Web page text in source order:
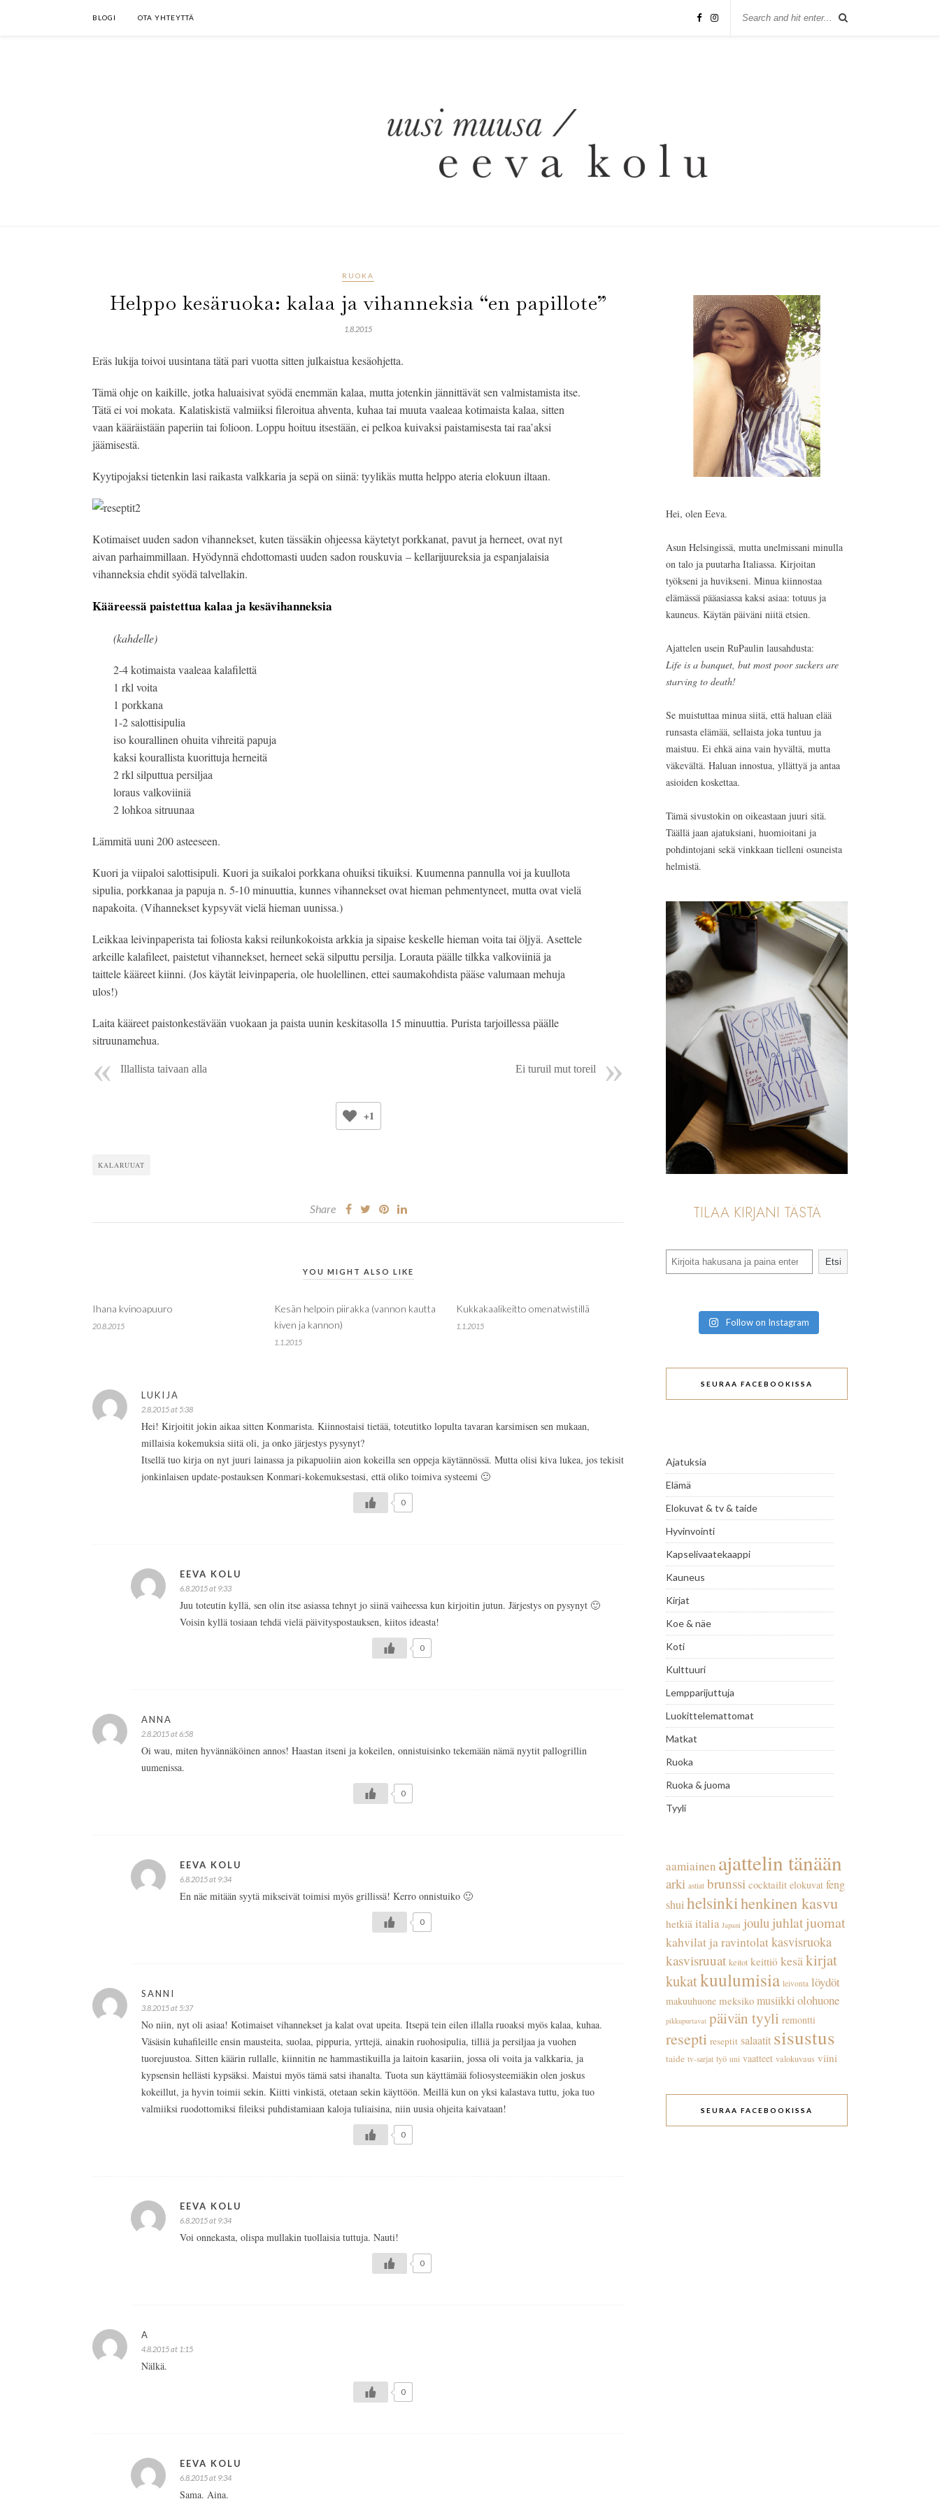
BLOGI OTA YHTEYTTÄ
RUOKA
Helppo kesäruoka: kalaa ja vihanneksia “en papillote”
1.8.2015
Eräs lukija toivoi uusintana tätä pari vuotta sitten julkaistua kesäohjetta.
Tämä ohje on kaikille, jotka haluaisivat syödä enemmän kalaa, mutta jotenkin jännittävät sen valmistamista itse.
Tätä ei voi mokata. Kalatiskistä valmiiksi fileroitua ahventa, kuhaa tai muuta vaaleaa kotimaista kalaa, sitten
vaan kääräistään paperiin tai folioon. Loppu hoituu itsestään, ei pelkoa kuivaksi paistamisesta tai raa’aksi
jäämisestä.
Kyytipojaksi tietenkin lasi raikasta valkkaria ja sepä on siinä: tyylikäs mutta helppo ateria elokuun iltaan.
Kotimaiset uuden sadon vihannekset, kuten tässäkin ohjeessa käytetyt porkkanat, pavut ja herneet, ovat nyt
aivan parhaimmillaan. Hyödynnä ehdottomasti uuden sadon rouskuvia – kellarijuureksia ja espanjalaisia
vihanneksia ehdit syödä talvellakin.
Kääreessä paistettua kalaa ja kesävihanneksia
(kahdelle)
2-4 kotimaista vaaleaa kalafilettä
1 rkl voita
1 porkkana
1-2 salottisipulia
iso kourallinen ohuita vihreitä papuja
kaksi kourallista kuorittuja herneitä
2 rkl silputtua persiljaa
loraus valkoviiniä
2 lohkoa sitruunaa
Lämmitä uuni 200 asteeseen.
Kuori ja viipaloi salottisipuli. Kuori ja suikaloi porkkana ohuiksi tikuiksi. Kuumenna pannulla voi ja kuullota
sipulia, porkkanaa ja papuja n. 5-10 minuuttia, kunnes vihannekset ovat hieman pehmentyneet, mutta ovat vielä
napakoita. (Vihannekset kypsyvät vielä hieman uunissa.)
Leikkaa leivinpaperista tai foliosta kaksi reilunkokoista arkkia ja sipaise keskelle hieman voita tai öljyä. Asettele
arkeille kalafileet, paistetut vihannekset, herneet sekä silputtu persilja. Lorauta päälle tilkka valkoviiniä ja
taittele kääreet kiinni. (Jos käytät leivinpaperia, ole huolellinen, ettei saumakohdista pääse valumaan mehuja
ulos!)
Laita kääreet paistonkestävään vuokaan ja paista uunin keskitasolla 15 minuuttia. Purista tarjoillessa päälle
sitruunamehua.
Illallista taivaan alla Ei turuil mut toreil
+1
KALARUUAT
Share
YOU MIGHT ALSO LIKE
Ihana kvinoapuuro
20.8.2015
Kesän helpoin piirakka (vannon kautta
kiven ja kannon)
1.1.2015
Kukkakaalikeitto omenatwistillä
1.1.2015
LUKIJA
2.8.2015 at 5:38
Hei! Kirjoitit jokin aikaa sitten Konmarista. Kiinnostaisi tietää, toteutitko lopulta tavaran karsimisen sen mukaan,
millaisia kokemuksia siitä oli, ja onko järjestys pysynyt?
Itsellä tuo kirja on nyt juuri lainassa ja pikapuoliin aion kokeilla sen oppeja käytännössä. Mutta olisi kiva lukea, jos tekisit
jonkinlaisen update-postauksen Konmari-kokemuksestasi, että oliko toimiva systeemi 🙂
0
EEVA KOLU
6.8.2015 at 9:33
Juu toteutin kyllä, sen olin itse asiassa tehnyt jo siinä vaiheessa kun kirjoitin jutun. Järjestys on pysynyt 🙂
Voisin kyllä tosiaan tehdä vielä päivityspostauksen, kiitos ideasta!
0
ANNA
2.8.2015 at 6:58
Oi wau, miten hyvännäköinen annos! Haastan itseni ja kokeilen, onnistuisinko tekemään nämä nyytit pallogrillin
uumenissa.
0
EEVA KOLU
6.8.2015 at 9:34
En näe mitään syytä mikseivät toimisi myös grillissä! Kerro onnistuiko 🙂
0
SANNI
3.8.2015 at 5:37
No niin, nyt oli asiaa! Kotimaiset vihannekset ja kalat ovat upeita. Itsepä tein eilen illalla ruoaksi myös kalaa, kuhaa.
Väsäsin kuhafileille ensin mausteita, suolaa, pippuria, yrttejä, ainakin ruohosipulia, tilliä ja persiljaa ja vuohen
tuorejuustoa. Sitten käärin rullalle, kiinnitin ne hammastikuilla ja laitoin kasariin, jossa oli voita ja valkkaria, ja
kypsensin hellästi kypsäksi. Maistui myös tämä satsi ihanalta. Tuota sun käyttämää foliosysteemiäkin olen joskus
kokeillut, ja hyvin toimii sekin. Kiitti vinkistä, otetaan sekin käyttöön. Meillä kun on yksi kalastava tuttu, joka tuo
valmiiksi ruodottomiksi fileiksi puhdistamiaan kaloja tuliaisina, niin uusia ohjeita kaivataan!
0
EEVA KOLU
6.8.2015 at 9:34
Voi onnekasta, olispa mullakin tuollaisia tuttuja. Nauti!
0
A
4.8.2015 at 1:15
Nälkä.
0
EEVA KOLU
6.8.2015 at 9:34
Sama. Aina.
Hei, olen Eeva.
Asun Helsingissä, mutta unelmissani minulla
on talo ja puutarha Italiassa. Kirjoitan
työkseni ja huvikseni. Minua kiinnostaa
elämässä pääasiassa kaksi asiaa: totuus ja
kauneus. Käytän päiväni niitä etsien.
Ajattelen usein RuPaulin lausahdusta:
Life is a banquet, but most poor suckers are
starving to death!
Se muistuttaa minua siitä, että haluan elää
runsasta elämää, sellaista joka tuntuu ja
maistuu. Ei ehkä aina vain hyvältä, mutta
väkevältä. Haluan innostua, yllättyä ja antaa
asioiden koskettaa.
Tämä sivustokin on oikeastaan juuri sitä.
Täällä jaan ajatuksiani, huomioitani ja
pohdintojani sekä vinkkaan tielleni osuneista
helmistä.
TILAA KIRJANI TÄSTÄ
Etsi
Follow on Instagram
SEURAA FACEBOOKISSA
Ajatuksia
Elämä
Elokuvat & tv & taide
Hyvinvointi
Kapselivaatekaappi
Kauneus
Kirjat
Koe & näe
Koti
Kulttuuri
Lempparijuttuja
Luokittelemattomat
Matkat
Ruoka
Ruoka & juoma
Tyyli
aamiainen ajattelin tänään
arki astiat brunssi cocktailit elokuvat feng
shuihelsinkihenkinen kasvu
hetkiä italia Japani joulu juhlatjuomat
kahvilat ja ravintolatkasvisruoka
kasvisruuat keitot keittiö kesä kirjat
kukatkuulumisia leivonta löydöt
makuuhuone meksiko musiikkiolohuone
pikkupurtavat päivän tyyli remontti
resepti reseptit salaatit sisustus
taide tv-sarjat työ uni vaatteet valokuvaus viini
SEURAA FACEBOOKISSA